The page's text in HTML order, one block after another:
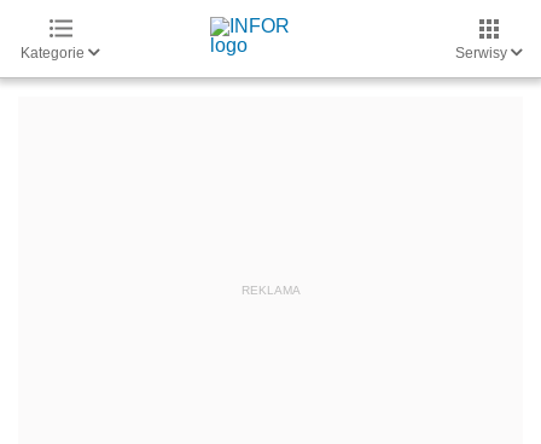
Kategorie Serwisy